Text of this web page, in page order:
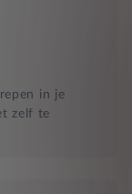
in je
zelf te